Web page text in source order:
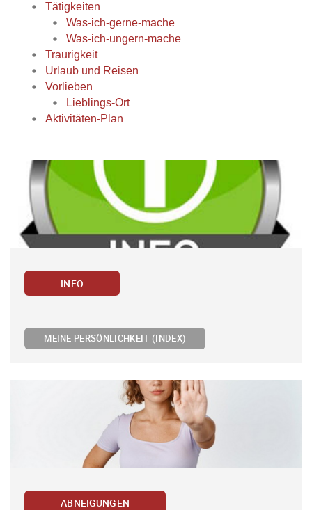
Tätigkeiten
Was-ich-gerne-mache
Was-ich-ungern-mache
Traurigkeit
Urlaub und Reisen
Vorlieben
Lieblings-Ort
Aktivitäten-Plan
INFO
MEINE PERSÖNLICHKEIT (INDEX)
ABNEIGUNGEN